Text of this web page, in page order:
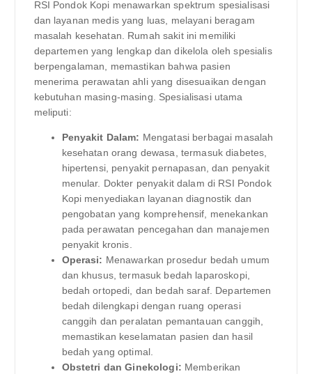
RSI Pondok Kopi menawarkan spektrum spesialisasi
dan layanan medis yang luas, melayani beragam
masalah kesehatan. Rumah sakit ini memiliki
departemen yang lengkap dan dikelola oleh spesialis
berpengalaman, memastikan bahwa pasien
menerima perawatan ahli yang disesuaikan dengan
kebutuhan masing-masing. Spesialisasi utama
meliputi:
Penyakit Dalam: Mengatasi berbagai masalah
kesehatan orang dewasa, termasuk diabetes,
hipertensi, penyakit pernapasan, dan penyakit
menular. Dokter penyakit dalam di RSI Pondok
Kopi menyediakan layanan diagnostik dan
pengobatan yang komprehensif, menekankan
pada perawatan pencegahan dan manajemen
penyakit kronis.
Operasi: Menawarkan prosedur bedah umum
dan khusus, termasuk bedah laparoskopi,
bedah ortopedi, dan bedah saraf. Departemen
bedah dilengkapi dengan ruang operasi
canggih dan peralatan pemantauan canggih,
memastikan keselamatan pasien dan hasil
bedah yang optimal.
Obstetri dan Ginekologi: Memberikan